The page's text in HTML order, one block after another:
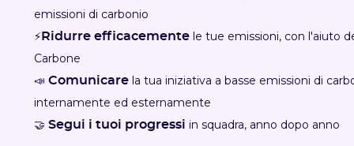
emissioni di carbonio
⚡Ridurre efficacementele tue emissioni, con l'aiuto
Carbone
📣 Comunicarela tua iniziativa a basse emissioni di
internamente ed esternamente
🤝 Segui i tuoi progressi in squadra, anno dopo anno